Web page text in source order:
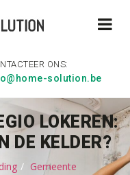
ONS:
solution.be
LOKEREN:
DE KELDER?
Gemeente